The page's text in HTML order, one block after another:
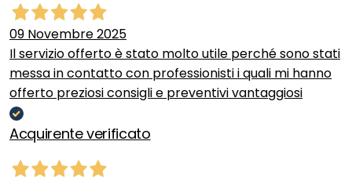
09 Novembre 2025
Il servizio offerto è stato molto utile perché sono stati
messa in contatto con professionisti i quali mi hanno
offerto preziosi consigli e preventivi vantaggiosi
Acquirente verificato